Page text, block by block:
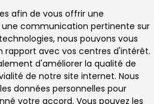
afin de vous offrir une
communication pertinente sur
nous pouvons vous
rapport avec vos centres d'intérêt.
d'améliorer la qualité de
de notre site internet. Nous
données personnelles pour
votre accord. Vous pouvez les